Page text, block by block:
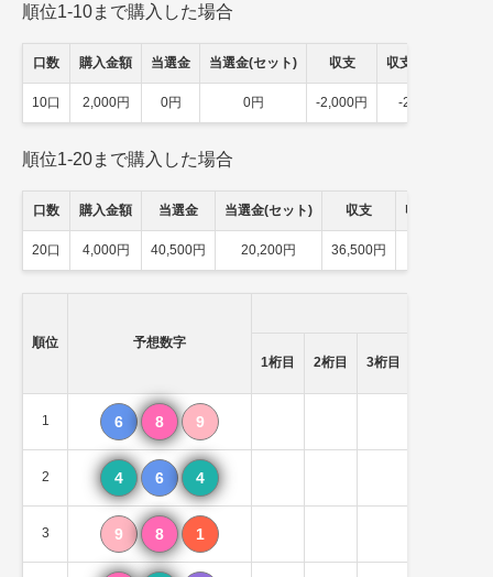
順位1-10まで購入した場合
口数 購入金額 当選金 当選金(セット) 収支 収支(セット)
10口 2,000円 0円 0円 -2,000円 -2,000円
順位1-20まで購入した場合
口数 購入金額 当選金 当選金(セット) 収支 収支(セット)
20口 4,000円 40,500円 20,200円 36,500円
順位
予想数字
1桁目
2桁目 3桁目
1 6 8 9
2 4 6 4
3 9 8 1